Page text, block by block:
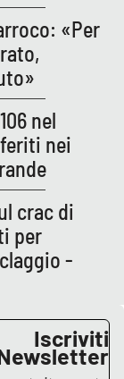
«Per
nel
nei
crac di
per
-
Iscriviti